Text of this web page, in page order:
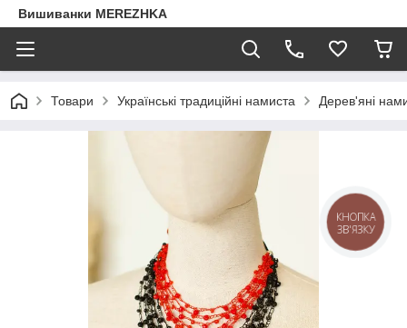
Вишиванки MEREZHKA
Товари Українські традиційні намиста Дерев'яні
КНОПКА
ЗВ'ЯЗКУ